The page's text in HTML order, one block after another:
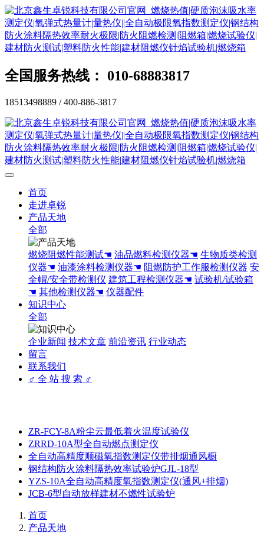
全国服务热线： 010-68883817
18513498889 / 400-886-3817
首页
走进卓锐
产品天地
全部
燃烧阻燃性能测试☚ 油品燃料检测仪器☚ 生物质类检测
仪器☚ 油漆涂料检测仪器☚ 阻燃防护工作服检测仪器 安
全帽/安全带检测仪 建筑工程检测仪器☚ 试验机/试验箱
☚ 其他检测仪器☚ 仪器配件
知识中心
全部
企业新闻 技术文章 前沿资讯 行业动态
留言
联系我们
♂ 全 站 搜 索 ♂
ZR-FCY-8A粉尘云最低着火温度试验仪
ZRRD-10A型全自动燃点测定仪
全自动高精度顺磁氧指数测定仪带排烟通风橱
钢结构防火涂料隔热效率试验炉GJL-18型
YZS-10A全自动高精度氧指数测定仪(通风+排烟)
JCB-6型自动放样建材不燃性试验炉
首页
产品天地